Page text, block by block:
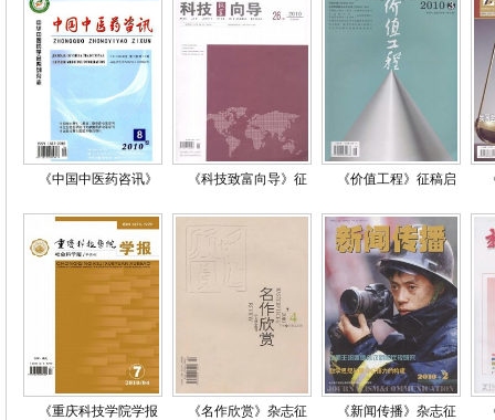
《中国中医药咨讯》 《科技致富向导》征 《价值工程》征稿启
《重庆科技学院学报 《名作欣赏》杂志征 《新闻传播》杂志征